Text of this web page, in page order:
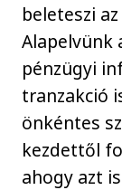
beleteszi
Alapelvünk
pénzügyi
tranzakció
önkéntes
kezdettől
ahogy azt